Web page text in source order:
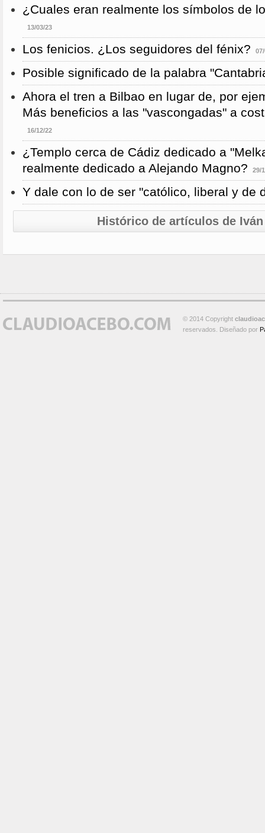
¿Cuales eran realmente los símbolos de
13/03/23
Los fenicios. ¿Los seguidores del fénix?
Posible significado de la palabra
Ahora el tren a Bilbao en lugar de, por
Más beneficios a las "vascongadas" a
16/12/22
¿Templo cerca de Cádiz dedicado a
realmente dedicado a Alejando Magno?
29/
Y dale con lo de ser "católico, liberal y de
Histórico de artículos de
© 2014 Copyright
reservados. Diseñado por